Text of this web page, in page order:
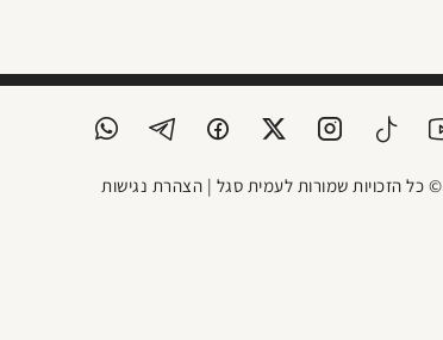
© כל הזכויות שמורות לעמית סגל | הצהרת נגישות